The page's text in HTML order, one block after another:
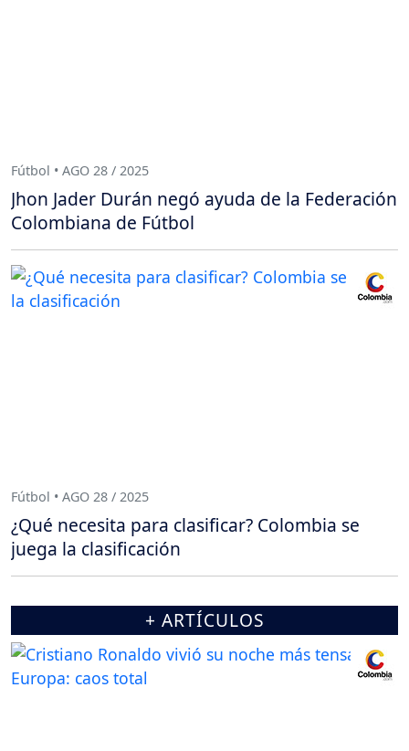
Fútbol • AGO 28 / 2025
Jhon Jader Durán negó ayuda de la Federación
Colombiana de Fútbol
Fútbol • AGO 28 / 2025
¿Qué necesita para clasificar? Colombia se
juega la clasificación
+ ARTÍCULOS